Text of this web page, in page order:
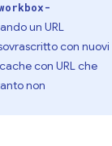
un URL
con nuovi
con URL che
non